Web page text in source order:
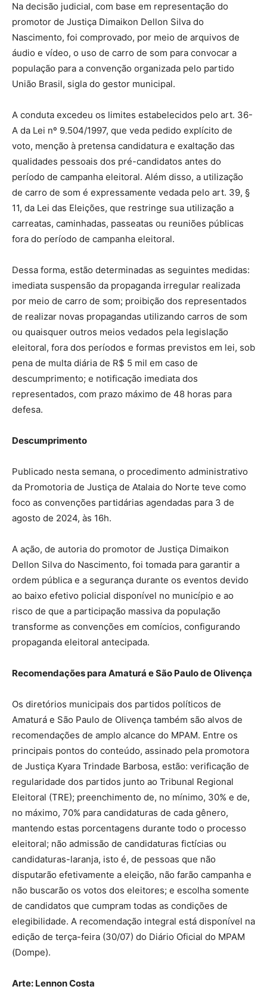
Na decisão judicial, com base em representação do
promotor de Justiça Dimaikon Dellon Silva do
Nascimento, foi comprovado, por meio de arquivos de
áudio e vídeo, o uso de carro de som para convocar a
população para a convenção organizada pelo partido
União Brasil, sigla do gestor municipal.
A conduta excedeu os limites estabelecidos pelo art. 36-
A da Lei nº 9.504/1997, que veda pedido explícito de
voto, menção à pretensa candidatura e exaltação das
qualidades pessoais dos pré-candidatos antes do
período de campanha eleitoral. Além disso, a utilização
de carro de som é expressamente vedada pelo art. 39, §
11, da Lei das Eleições, que restringe sua utilização a
carreatas, caminhadas, passeatas ou reuniões públicas
fora do período de campanha eleitoral.
Dessa forma, estão determinadas as seguintes medidas:
imediata suspensão da propaganda irregular realizada
por meio de carro de som; proibição dos representados
de realizar novas propagandas utilizando carros de som
ou quaisquer outros meios vedados pela legislação
eleitoral, fora dos períodos e formas previstos em lei, sob
pena de multa diária de R$ 5 mil em caso de
descumprimento; e notificação imediata dos
representados, com prazo máximo de 48 horas para
defesa.
Descumprimento
Publicado nesta semana, o procedimento administrativo
da Promotoria de Justiça de Atalaia do Norte teve como
foco as convenções partidárias agendadas para 3 de
agosto de 2024, às 16h.
A ação, de autoria do promotor de Justiça Dimaikon
Dellon Silva do Nascimento, foi tomada para garantir a
ordem pública e a segurança durante os eventos devido
ao baixo efetivo policial disponível no município e ao
risco de que a participação massiva da população
transforme as convenções em comícios, configurando
propaganda eleitoral antecipada.
Recomendações para Amaturá e São Paulo de Olivença
Os diretórios municipais dos partidos políticos de
Amaturá e São Paulo de Olivença também são alvos de
recomendações de amplo alcance do MPAM. Entre os
principais pontos do conteúdo, assinado pela promotora
de Justiça Kyara Trindade Barbosa, estão: verificação de
regularidade dos partidos junto ao Tribunal Regional
Eleitoral (TRE); preenchimento de, no mínimo, 30% e de,
no máximo, 70% para candidaturas de cada gênero,
mantendo estas porcentagens durante todo o processo
eleitoral; não admissão de candidaturas fictícias ou
candidaturas-laranja, isto é, de pessoas que não
disputarão efetivamente a eleição, não farão campanha e
não buscarão os votos dos eleitores; e escolha somente
de candidatos que cumpram todas as condições de
elegibilidade. A recomendação integral está disponível na
edição de terça-feira (30/07) do Diário Oficial do MPAM
(Dompe).
Arte: Lennon Costa